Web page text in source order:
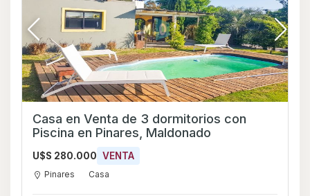
Casa en Venta de 3 dormitorios con
Piscina en Pinares, Maldonado
U$S 280.000 VENTA
Pinares Casa